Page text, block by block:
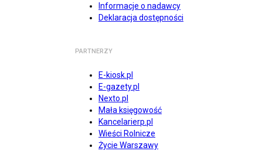
Informacje o nadawcy
Deklaracja dostępności
PARTNERZY
E-kiosk.pl
E-gazety.pl
Nexto.pl
Mała księgowość
Kancelarierp.pl
Wieści Rolnicze
Życie Warszawy